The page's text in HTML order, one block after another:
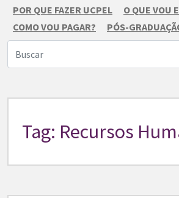
POR QUE FAZER UCPEL
O QUE VOU
COMO VOU PAGAR?
PÓS-
Tag: Recursos